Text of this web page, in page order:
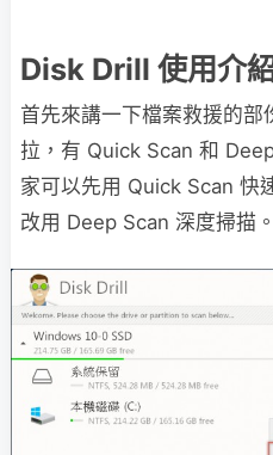
Disk Drill 使用介紹
首先來講一下檔案救援的
拉，有 Quick Scan 和
家可以先用 Quick Scan 快
改用 Deep Scan 深度掃描。